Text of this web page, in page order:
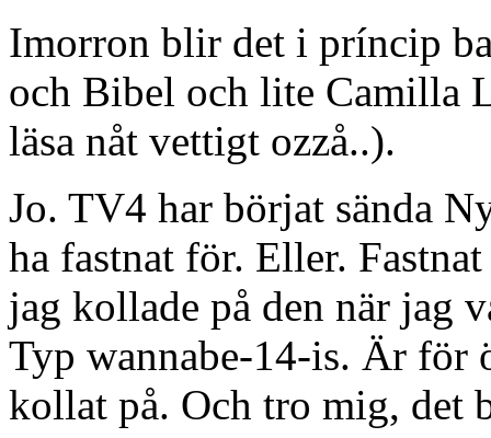
Imorron blir det i príncip
och Bibel och lite Camilla
läsa nåt vettigt ozzå..).
Jo. TV4 har börjat sända
ha fastnat för. Eller.
jag kollade på den när jag
Typ wannabe-14-is. Är för
kollat på. Och tro mig, det